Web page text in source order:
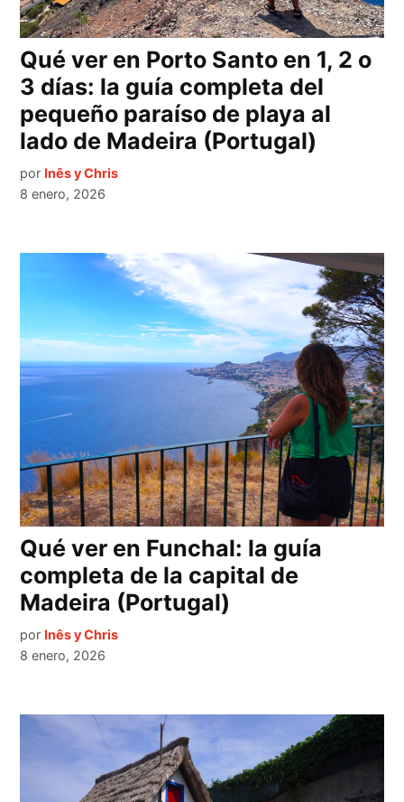
Qué ver en Porto Santo en 1, 2 o
3 días: la guía completa del
pequeño paraíso de playa al
lado de Madeira (Portugal)
por Inês y Chris
8 enero, 2026
Qué ver en Funchal: la guía
completa de la capital de
Madeira (Portugal)
por Inês y Chris
8 enero, 2026